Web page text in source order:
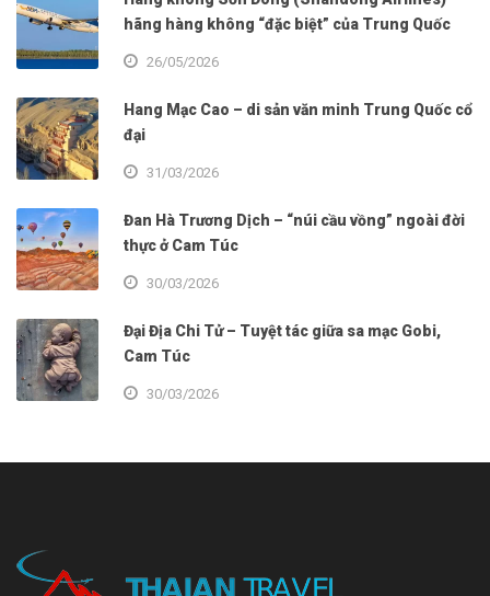
hãng hàng không “đặc biệt” của Trung Quốc
26/05/2026
Hang Mạc Cao – di sản văn minh Trung Quốc cổ
đại
31/03/2026
Đan Hà Trương Dịch – “núi cầu vồng” ngoài đời
thực ở Cam Túc
30/03/2026
Đại Địa Chi Tử – Tuyệt tác giữa sa mạc Gobi,
Cam Túc
30/03/2026